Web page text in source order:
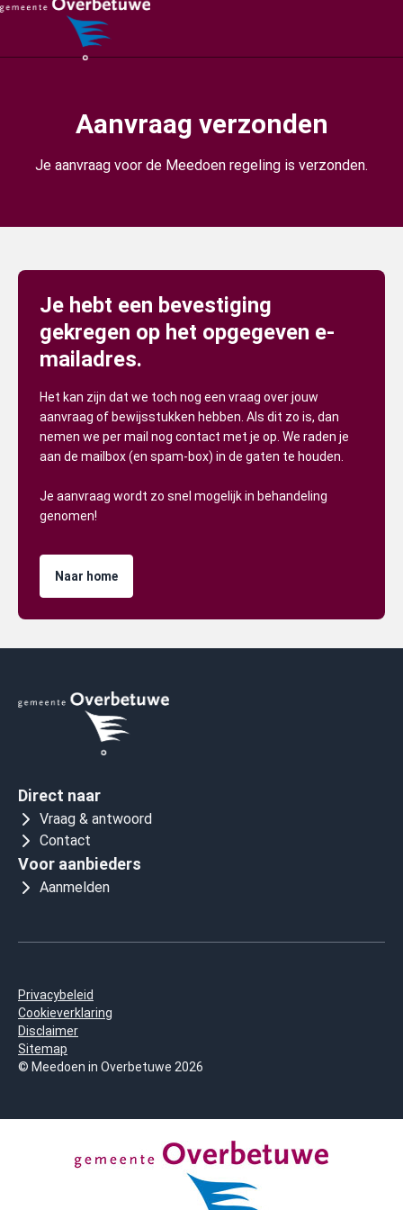
Aanvraag verzonden
Je aanvraag voor de Meedoen regeling is verzonden.
Je hebt een bevestiging
gekregen op het opgegeven e-
mailadres.
Het kan zijn dat we toch nog een vraag over jouw
aanvraag of bewijsstukken hebben. Als dit zo is, dan
nemen we per mail nog contact met je op. We raden je
aan de mailbox (en spam-box) in de gaten te houden.
Je aanvraag wordt zo snel mogelijk in behandeling
genomen!
Naar home
Direct naar
Vraag & antwoord
Contact
Voor aanbieders
Aanmelden
Privacybeleid
Cookieverklaring
Disclaimer
Sitemap
© Meedoen in Overbetuwe 2026